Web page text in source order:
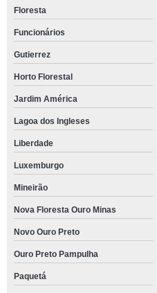
Floresta
Funcionários
Gutierrez
Horto Florestal
Jardim América
Lagoa dos Ingleses
Liberdade
Luxemburgo
Mineirão
Nova Floresta Ouro Minas
Novo Ouro Preto
Ouro Preto Pampulha
Paquetá